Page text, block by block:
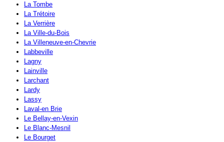
La Tombe
La Trétoire
La Verrière
La Ville-du-Bois
La Villeneuve-en-Chevrie
Labbeville
Lagny
Lainville
Larchant
Lardy
Lassy
Laval-en Brie
Le Bellay-en-Vexin
Le Blanc-Mesnil
Le Bourget